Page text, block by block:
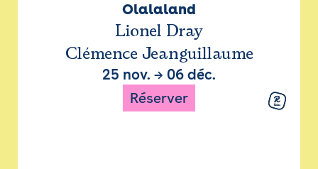
Olalaland
Lionel Dray
Clémence Jeanguillaume
25 nov. → 06 déc.
Réserver